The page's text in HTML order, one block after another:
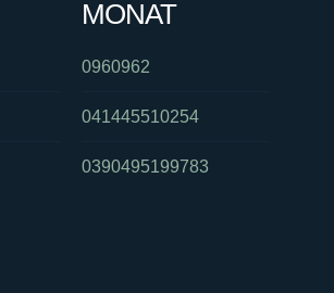
MONAT
0960962
041445510254
0390495199783